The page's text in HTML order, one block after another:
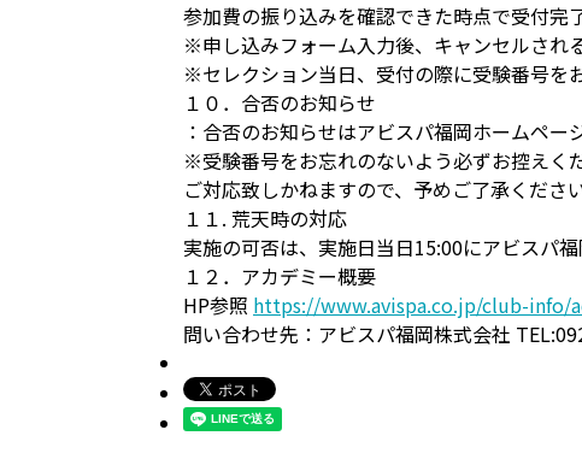
参加費の振り込みを確認できた時点で受付完
※申し込みフォーム入力後、キャンセルされ
※セレクション当日、受付の際に受験番号を
１０．合否のお知らせ
：合否のお知らせはアビスパ福岡ホームペー
※受験番号をお忘れのないよう必ずお控えく
ご対応致しかねますので、予めご了承ください
１１. 荒天時の対応
実施の可否は、実施日当日15:00にアビスパ
１２．アカデミー概要
HP参照 https://www.avispa.co.jp/club-info/
問い合わせ先：アビスパ福岡株式会社